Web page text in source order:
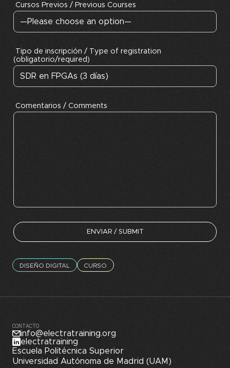
Cursos Previos / Previous Courses
Tipo de inscripción / Type of registration
(obligatorio/required)
Comentarios / Comments
DISEÑO DIGITAL CURSO
CONTACTO
info@electratraining.org
electratraining
Escuela Politécnica Superior
Universidad Autónoma de Madrid (UAM)